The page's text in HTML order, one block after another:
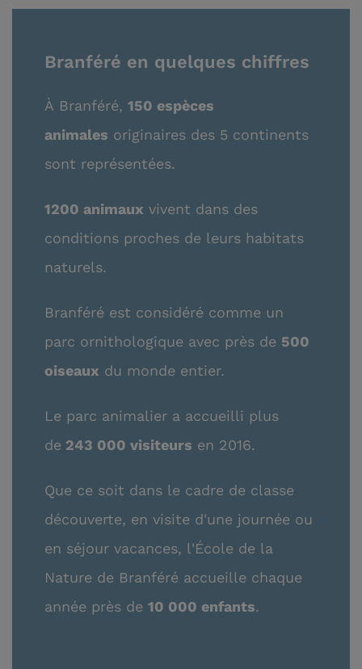
Branféré en quelques chiffres
À Branféré, 150 espèces
animales originaires des 5 continents
sont représentées.
1200 animaux vivent dans des
conditions proches de leurs habitats
naturels.
Branféré est considéré comme un
parc ornithologique avec près de 500
oiseaux du monde entier.
Le parc animalier a accueilli plus
de 243 000 visiteurs en 2016.
Que ce soit dans le cadre de classe
découverte, en visite d'une journée ou
en séjour vacances, l'École de la
Nature de Branféré accueille chaque
année près de 10 000 enfants.